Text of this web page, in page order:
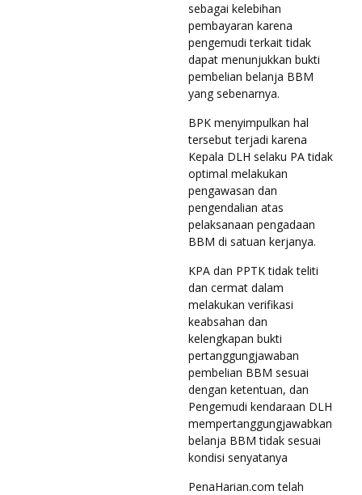
sebagai kelebihan
pembayaran karena
pengemudi terkait tidak
dapat menunjukkan bukti
pembelian belanja BBM
yang sebenarnya.
BPK menyimpulkan hal
tersebut terjadi karena
Kepala DLH selaku PA tidak
optimal melakukan
pengawasan dan
pengendalian atas
pelaksanaan pengadaan
BBM di satuan kerjanya.
KPA dan PPTK tidak teliti
dan cermat dalam
melakukan verifikasi
keabsahan dan
kelengkapan bukti
pertanggungjawaban
pembelian BBM sesuai
dengan ketentuan, dan
Pengemudi kendaraan DLH
mempertanggungjawabkan
belanja BBM tidak sesuai
kondisi senyatanya
PenaHarian.com telah